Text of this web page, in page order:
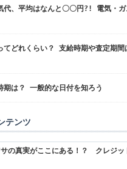
代、平均はなんと〇〇円?! 電気・
てどれくらい？ 支給時期や査定期
期は？ 一般的な日付を知ろう
テンツ
サの真実がここにある！？ クレジッ